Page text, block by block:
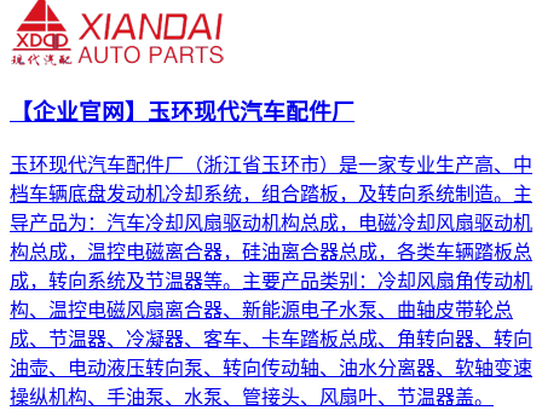
【企业官网】玉环现代汽车配件厂
玉环现代汽车配件厂（浙江省玉环市）是一家专业生产高、中
档车辆底盘发动机冷却系统，组合踏板，及转向系统制造。主
导产品为：汽车冷却风扇驱动机构总成，电磁冷却风扇驱动机
构总成，温控电磁离合器，硅油离合器总成，各类车辆踏板总
成，转向系统及节温器等。主要产品类别：冷却风扇角传动机
构、温控电磁风扇离合器、新能源电子水泵、曲轴皮带轮总
成、节温器、冷凝器、客车、卡车踏板总成、角转向器、转向
油壶、电动液压转向泵、转向传动轴、油水分离器、软轴变速
操纵机构、手油泵、水泵、管接头、风扇叶、节温器盖。